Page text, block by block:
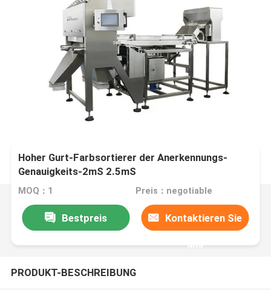
Hoher Gurt-Farbsortierer der Anerkennungs-
Genauigkeits-2mS 2.5mS
MOQ：1 Preis：negotiable
Bestpreis Kontaktieren Sie
uns
PRODUKT-BESCHREIBUNG